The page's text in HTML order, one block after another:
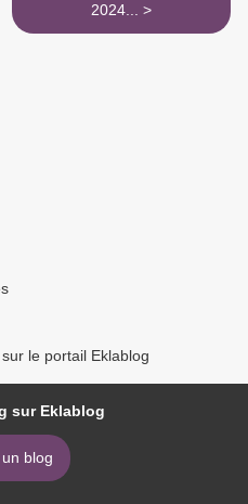
2024... >
le portail Eklablog
sur Eklablog
blog